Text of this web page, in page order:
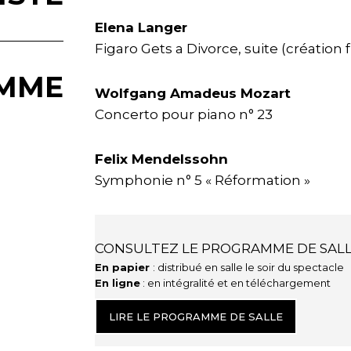
Elena Langer
Figaro Gets a Divorce, suite (création
Wolfgang Amadeus Mozart
Concerto pour piano n° 23
Felix Mendelssohn
Symphonie n° 5 « Réformation »
CONSULTEZ LE PROGRAMME DE
En papier : distribué en salle le soir du spectacle
En ligne : en intégralité et en téléchargement
LIRE LE PROGRAMME DE SALLE